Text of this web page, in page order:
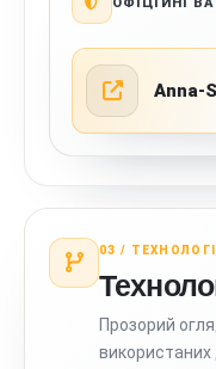
Anna-
03 / ТЕХНОЛОГІЇ
Прозорий
використаних